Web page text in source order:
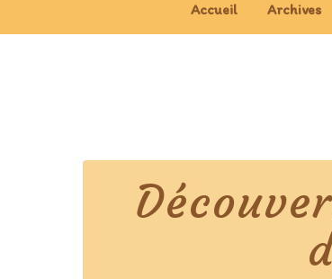
Accueil Archives